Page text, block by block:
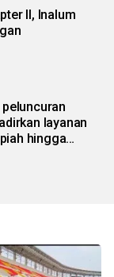
II, Inalum
peluncuran
layanan
hingga